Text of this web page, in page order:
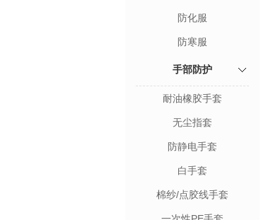
防化服
防寒服
手部防护
耐油橡胶手套
无尘指套
防静电手套
白手套
棉纱/点胶线手套